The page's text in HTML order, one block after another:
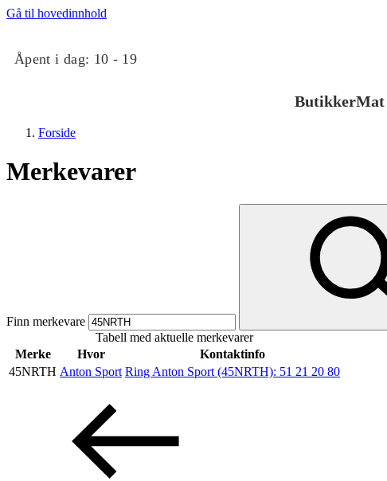
Gå til hovedinnhold
Åpent i dag: 10 - 19
ButikkerMat
Mat og drikke
Taket på Kvadrat
Aktiviteter
Tilbud
Forside
Merkevarer
Finn merkevare
Tabell med aktuelle merkevarer
Merke
Hvor
Kontaktinfo
45NRTH Anton Sport Ring Anton Sport (45NRTH): 51 21 20 80